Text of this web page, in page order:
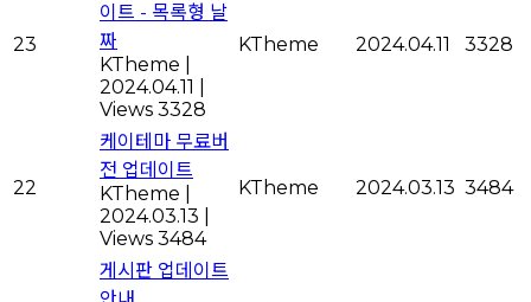
23
이트 - 목록형 날
짜
KTheme
2024.04.11
Views 3328
KTheme 2024.04.11 3328
22
케이테마 무료버
전 업데이트
KTheme
2024.03.13
Views 3484
KTheme 2024.03.13 3484
게시판 업데이트